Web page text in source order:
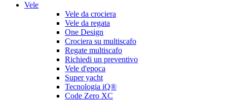
Vele
Vele da crociera
Vele da regata
One Design
Crociera su multiscafo
Regate multiscafo
Richiedi un preventivo
Vele d'epoca
Super yacht
Tecnologia iQ®
Code Zero XC